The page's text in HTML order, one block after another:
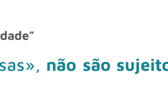
não são